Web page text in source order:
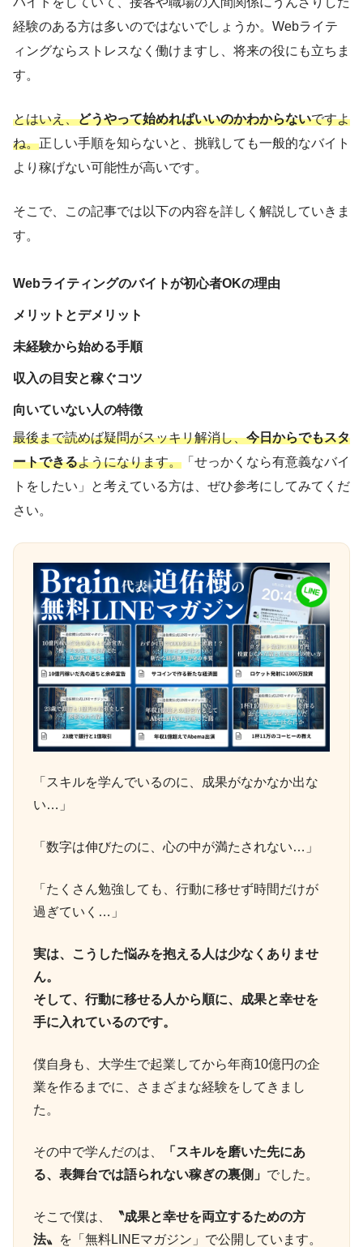
経験のある方は多いのではないでしょうか。Webライテ
ィングならストレスなく働けますし、将来の役にも立ちま
す。
とはいえ、どうやって始めればいいのかわからないですよ
ね。正しい手順を知らないと、挑戦しても一般的なバイト
より稼げない可能性が高いです。
そこで、この記事では以下の内容を詳しく解説していきま
す。
Webライティングのバイトが初心者OKの理由
メリットとデメリット
未経験から始める手順
収入の目安と稼ぐコツ
向いていない人の特徴
最後まで読めば疑問がスッキリ解消し、今日からでもスタ
ートできるようになります。 「せっかくなら有意義なバイ
トをしたい」と考えている方は、ぜひ参考にしてみてくだ
さい。
「スキルを学んでいるのに、成果がなかなか出な
い…」
「数字は伸びたのに、心の中が満たされない…」
「たくさん勉強しても、行動に移せず時間だけが
過ぎていく…」
実は、こうした悩みを抱える人は少なくありませ
ん。
そして、行動に移せる人から順に、成果と幸せを
手に入れているのです。
僕自身も、大学生で起業してから年商10億円の企
業を作るまでに、さまざまな経験をしてきまし
た。
その中で学んだのは、
「スキルを磨いた先にあ
る、表舞台では語られない稼ぎの裏側」 でした。
そこで僕は、
〝成果と幸せを両立するための方
法〟
を「無料LINEマガジン」で公開しています。